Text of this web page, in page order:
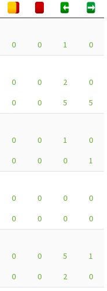
0 0 1
0
0 0 2
0
0 0 5
5
0 0 1
0
0 0 0
1
0 0 0
0
0 0 0
0
0 0 5
1
0 0 2
0